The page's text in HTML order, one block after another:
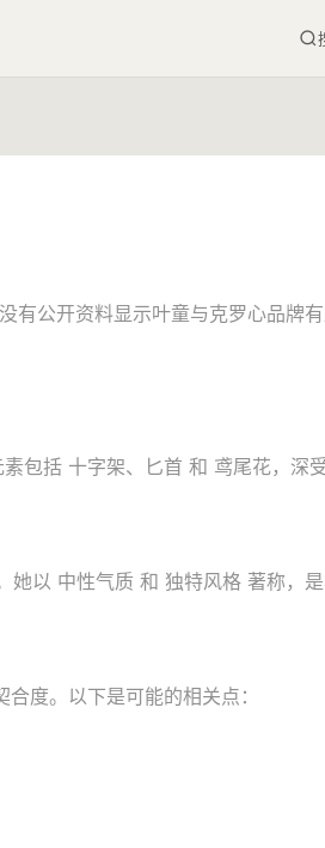
公开资料显示叶童与克罗心品牌
括 十字架、匕首 和 鸢尾花，深
以 中性气质 和 独特风格 著称，是
度。以下是可能的相关点：